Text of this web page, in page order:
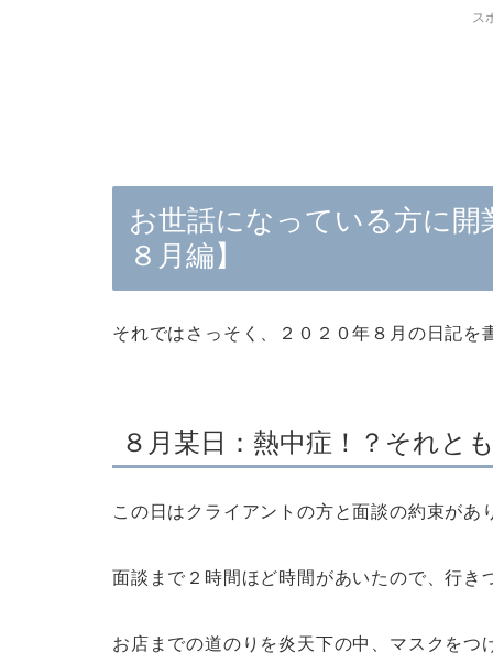
ス
お世話になっている方に開
８月編】
それではさっそく、２０２０年８月の日記を
８月某日：熱中症！？それと
この日はクライアントの方と面談の約束があ
面談まで２時間ほど時間があいたので、行
お店までの道のりを炎天下の中、マスクを